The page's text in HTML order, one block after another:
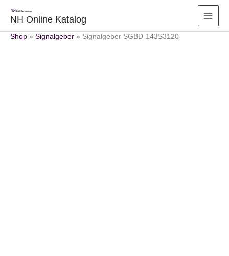
Inhalt
springen
NH Online Katalog
Shop » Signalgeber » Signalgeber SGBD-143S3120